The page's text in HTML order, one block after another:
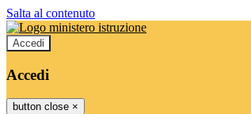
Salta al contenuto
Accedi
Accedi
button close ×